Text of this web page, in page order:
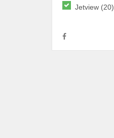
Jetview (20)